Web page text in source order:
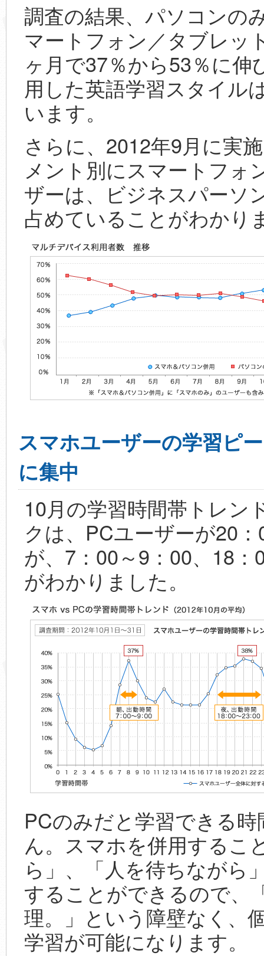
調査の結果、パソコンの
マートフォン／タブレッ
ヶ月で37％から53％に
用した英語学習スタイル
います。
さらに、2012年9月に実
メント別にスマートフォ
ザーは、ビジネスパーソ
占めていることがわかり
スマホユーザーの学習ピ
に集中
10月の学習時間帯トレン
クは、PCユーザーが20
が、7：00～9：00、18
がわかりました。
PCのみだと学習できる
ん。スマホを併用するこ
ら」、「人を待ちながら
することができるので、
理。」という障壁なく、
学習が可能になります。